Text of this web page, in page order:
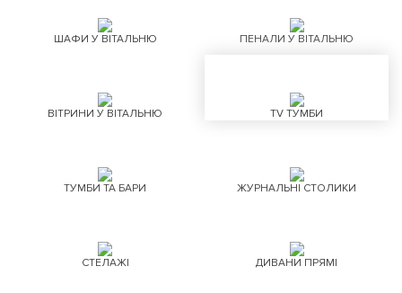
ШАФИ У ВІТАЛЬНЮ ПЕНАЛИ У ВІТАЛЬНЮ
ВІТРИНИ У ВІТАЛЬНЮ TV ТУМБИ
ТУМБИ ТА БАРИ ЖУРНАЛЬНІ СТОЛИКИ
СТЕЛАЖІ ДИВАНИ ПРЯМІ